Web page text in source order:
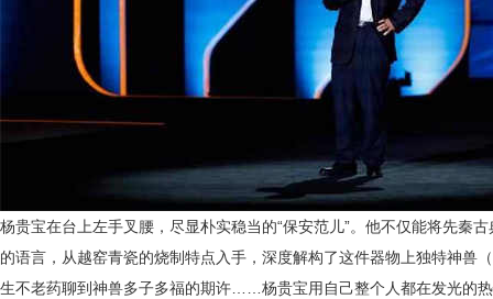
杨贵宝在台上左手叉腰，尽显朴实稳当的“保安范儿”。他不仅能将先秦
的语言，从越窑青瓷的烧制特点入手，深度解构了这件器物上独特神兽
生不老药聊到神兽多子多福的期许……杨贵宝用自己整个人都在发光的